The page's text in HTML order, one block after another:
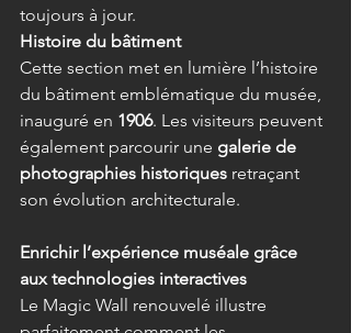
toujours à jour.
Histoire du bâtiment
Cette section met en lumière l’histoire
du bâtiment emblématique du musée,
inauguré en 1906. Les visiteurs peuvent
également parcourir une galerie de
photographies historiques retraçant
son évolution architecturale.
Enrichir l’expérience muséale grâce
aux technologies interactives
Le Magic Wall renouvelé illustre